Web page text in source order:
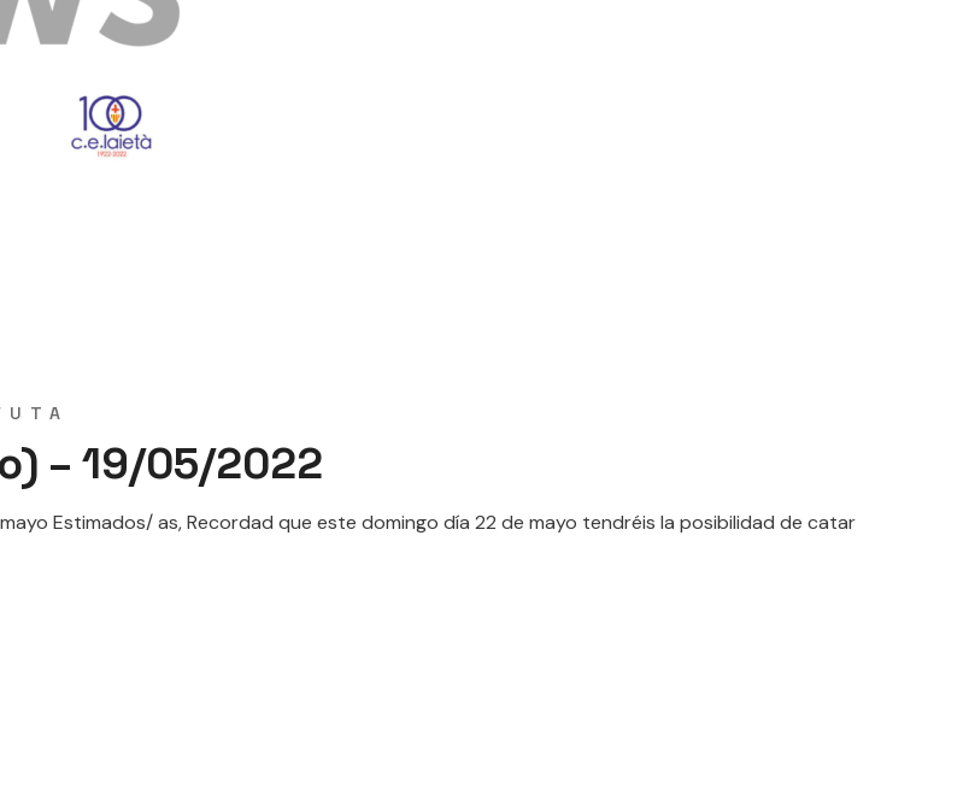
– 19/05/2022
mayo Estimados/ as, Recordad que este domingo día 22 de mayo tendréis la posibilidad de catar